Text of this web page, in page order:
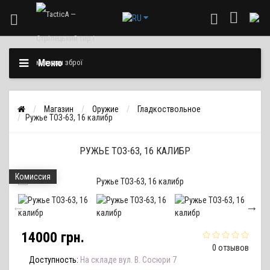
Меню
Магазин Оружие
Гладкоствольное
Ружье ТОЗ-63, 16 калибр
РУЖЬЕ ТОЗ-63, 16 КАЛИБР
Комиссия
0 отзывов
14000 грн.
Доступность: На складе вул. В. Сосюри 7